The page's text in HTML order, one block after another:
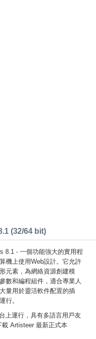
(32/64 bit)
8.1 - 一個功能強大的實用程
機上使用Web設計。它允許
元素，為網絡資源創建模
數和編程組件，適合專業人
量用於靈活軟件配置的插
行。
上運行，具有多語言用戶友
Artisteer 最新正式本